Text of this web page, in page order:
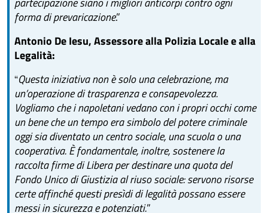
forma di prevaricazione.”
Antonio De Iesu, Assessore alla Polizia Locale e alla
Legalità:
“Questa iniziativa non è solo una celebrazione, ma
un’operazione di trasparenza e consapevolezza.
Vogliamo che i napoletani vedano con i propri occhi come
un bene che un tempo era simbolo del potere criminale
oggi sia diventato un centro sociale, una scuola o una
cooperativa. È fondamentale, inoltre, sostenere la
raccolta firme di Libera per destinare una quota del
Fondo Unico di Giustizia al riuso sociale: servono risorse
certe affinché questi presìdi di legalità possano essere
messi in sicurezza e potenziati.”